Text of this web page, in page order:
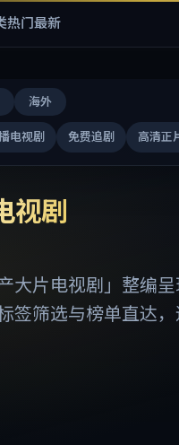
热门最新
海外
电视剧 免费追剧 高清正
视剧-国产
视剧
大片电视剧 」整编
签筛选与榜单直达